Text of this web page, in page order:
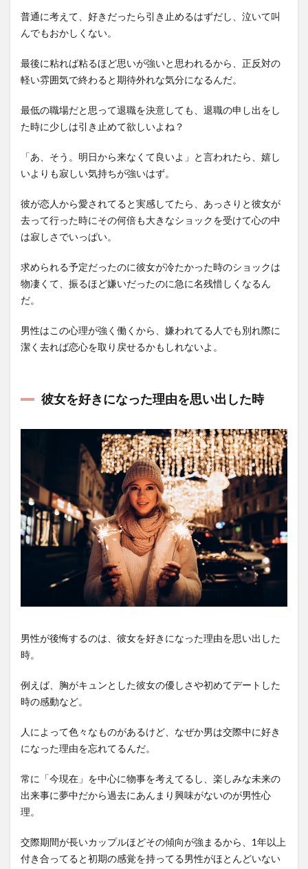
普通に考えて、好きだったら引き止めるはずだし、泣いて叫
んでもおかしくない。
最後に粘れば粘るほど思いが強いと思われるから、正反対の
軽い雰囲気で終わると期待外れな気分になるんだ。
最低の職場だと思って退職を決意しても、退職の申し出をし
た時に少しは引き止めて欲しいよね？
「あ、そう。明日から来なくて良いよ」と言われたら、嬉し
いよりも寂しい気持ちが強いはず。
彼が恋人から愛されてると実感してたら、あっさりと彼女が
去って行った時にその何倍も大きなショックを受けて心の中
は寂しさでいっぱい。
求められる予定だったのに彼女が冷たかった時のショックは
物凄くて、振るほど嫌いだったのに急に名残惜しくなるん
だ。
男性はこの心理が強く働くから、嫌われてる人でも別れ際に
潔く去れば恋心を取り戻せるかもしれないよ。
彼女を好きになった理由を思い出した時
男性が後悔するのは、彼女を好きになった理由を思い出した
時。
例えば、胸がキュンとした彼女の優しさや初めてデートした
時の感動など。
人によって色々なものがあるけど、なぜか男は交際中に好き
になった理由を忘れてるんだ。
常に「今現在」を中心に物事を考えてるし、楽しみな未来の
出来事に夢中だから過去にあんまり興味がないのが男性心
理。
交際期間が長いカップルほどその傾向が強まるから、1年以上
付き合ってると初期の感覚を持ってる男性がほとんどいない